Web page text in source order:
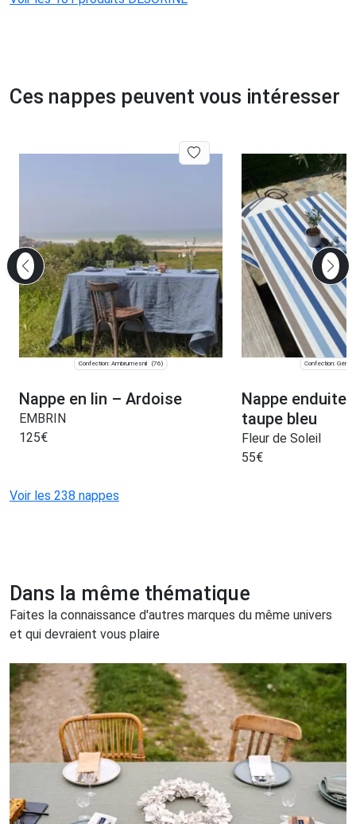
Ces nappes peuvent vous intéresser
Confection: Ambrumesnil (76)
Nappe en lin – Ardoise
EMBRIN
125€
Confection:
Nappe enduite
taupe bleu
Fleur de Soleil
55€
Voir les 238 nappes
Dans la même thématique
Faites la connaissance d'autres marques du même univers
et qui devraient vous plaire